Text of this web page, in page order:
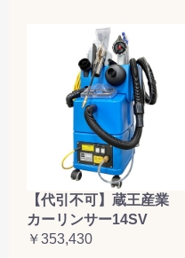
【代引不可】蔵王産業
カーリンサー14SV
￥353,430